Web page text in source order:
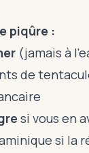
piqûre :
(jamais à
de
si vous en
si la